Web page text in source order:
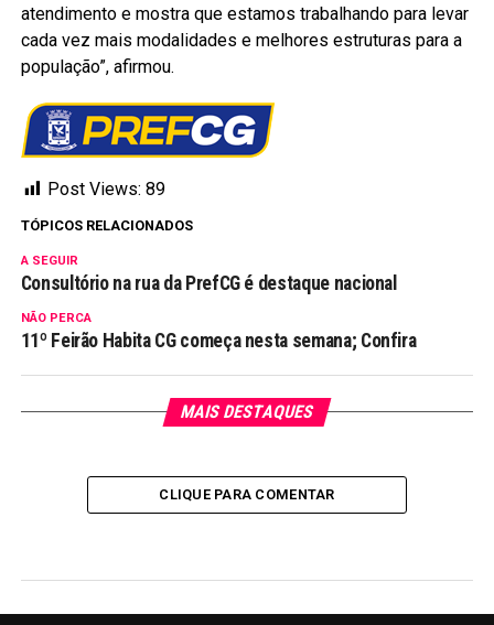
atendimento e mostra que estamos trabalhando para levar
cada vez mais modalidades e melhores estruturas para a
população”, afirmou.
Post Views: 89
TÓPICOS RELACIONADOS
A SEGUIR
Consultório na rua da PrefCG é destaque nacional
NÃO PERCA
11º Feirão Habita CG começa nesta semana; Confira
MAIS DESTAQUES
CLIQUE PARA COMENTAR